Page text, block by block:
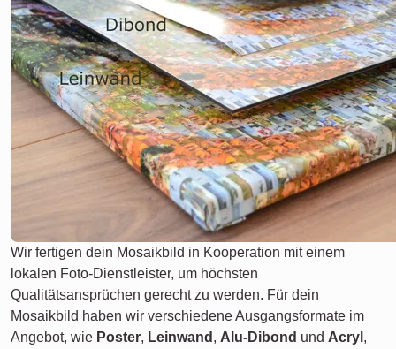
Wir fertigen dein Mosaikbild in Kooperation mit einem
lokalen Foto-Dienstleister, um höchsten
Qualitätsansprüchen gerecht zu werden. Für dein
Mosaikbild haben wir verschiedene Ausgangsformate im
Angebot, wie Poster, Leinwand , Alu-Dibond und Acryl ,